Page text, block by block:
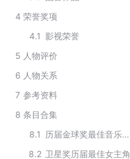
4 荣誉奖项
4.1 影视荣誉
5 人物评价
6 人物关系
7 参考资料
8 条目合集
8.1
历届金球奖最佳音乐及喜剧类电影女主角
8.2 卫星奖历届最佳女主角